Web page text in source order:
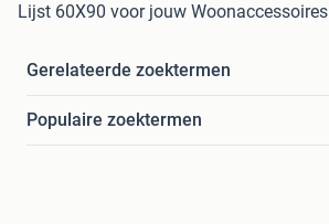
Lijst 60X90 voor jouw Woonaccessoires
Gerelateerde zoektermen
Populaire zoektermen